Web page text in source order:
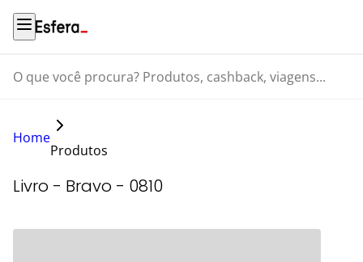
O que você procura? Produtos, cashback, viagens...
Home
Produtos
Livro - Bravo - 0810